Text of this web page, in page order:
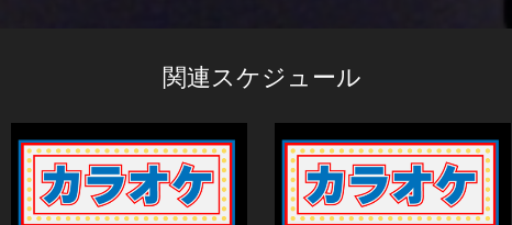
関連スケジュール